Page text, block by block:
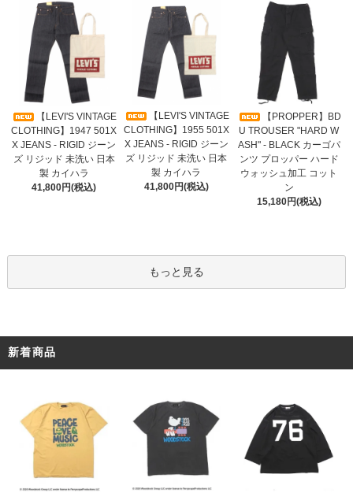
【LEVI'S VINTAGE
CLOTHING】1947 501X
X JEANS - RIGID ジーン
ズ リジッド 未洗い 日本
製 カイハラ
41,800円(税込)
【LEVI'S VINTAGE
CLOTHING】1955 501X
X JEANS - RIGID ジーン
ズ リジッド 未洗い 日本
製 カイハラ
41,800円(税込)
【PROPPER】BD
U TROUSER "HARD W
ASH" - BLACK カーゴパ
ンツ プロッパー ハード
ウォッシュ加工 コット
ン
15,180円(税込)
もっと見る
新着商品